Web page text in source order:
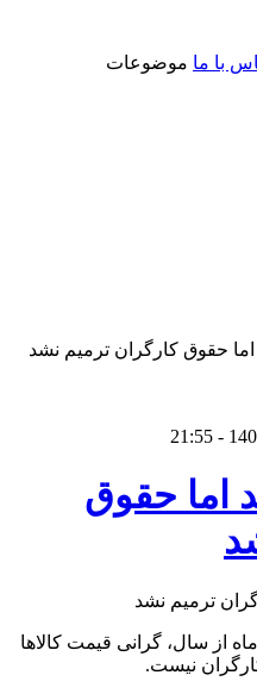
با ما موضوعات
اما حقوق کارگران ترمیم نشد
اما حقوق
روزنامه اعتماد نوشت: با گذشت ۶ ماه از سال، گرانی قیمت کالاها
نیست.